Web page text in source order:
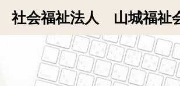
社会福祉法人 山城福祉